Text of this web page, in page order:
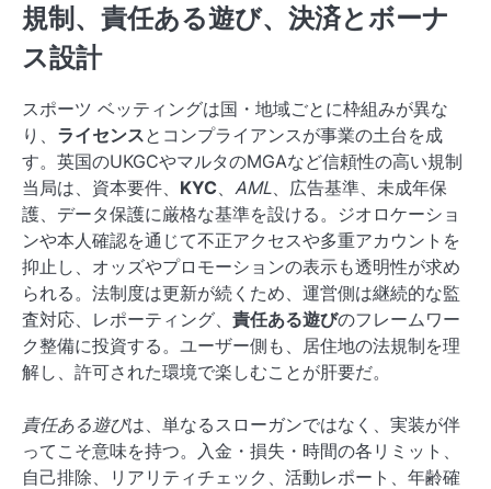
規制、責任ある遊び、決済とボーナ
ス設計
スポーツ ベッティングは国・地域ごとに枠組みが異な
り、 ライセンスとコンプライアンスが事業の土台を成
す。英国のUKGCやマルタのMGAなど信頼性の高い規制
当局は、資本要件、 KYC AML 、広告基準、未成年保
護、データ保護に厳格な基準を設ける。ジオロケーショ
ンや本人確認を通じて不正アクセスや多重アカウントを
抑止し、オッズやプロモーションの表示も透明性が求め
られる。法制度は更新が続くため、運営側は継続的な監
査対応、レポーティング、 責任ある遊びのフレームワー
ク整備に投資する。ユーザー側も、居住地の法規制を理
解し、許可された環境で楽しむことが肝要だ。
責任ある遊びは、単なるスローガンではなく、実装が伴
ってこそ意味を持つ。入金・損失・時間の各リミット、
自己排除、リアリティチェック、活動レポート、年齢確